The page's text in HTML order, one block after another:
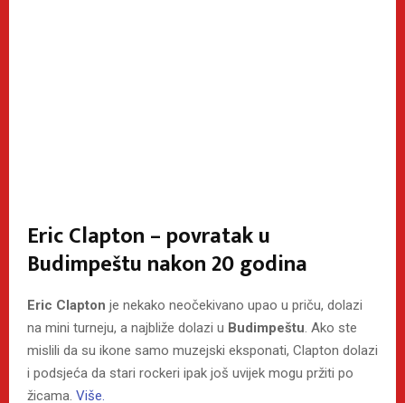
Eric Clapton – povratak u
Budimpeštu nakon 20 godina
Eric Clapton je nekako neočekivano upao u priču, dolazi
na mini turneju, a najbliže dolazi u Budimpeštu . Ako ste
mislili da su ikone samo muzejski eksponati, Clapton dolazi
i podsjeća da stari rockeri ipak još uvijek mogu pržiti po
žicama. Više.